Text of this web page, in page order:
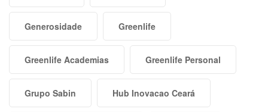
Generosidade Greenlife
Greenlife Academias Greenlife Personal
Grupo Sabin Hub Inovacao Ceará